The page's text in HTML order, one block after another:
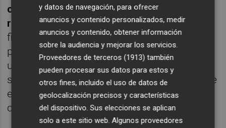
calidad de esos créditos que se han
reestructuradoy que en las entidades
financieras clasifican en niveles de menor
peligro o normalidad. Estos activos suman
un importe de 200.000 millones de euros y
se calcula que aproximadamente la mitad de
ellos podrían tener que ser reclasificados
como activos dudosos.
y datos de navegación, para ofrecer
anuncios y contenido personalizados, medir
anuncios y contenido, obtener información
sobre la audiencia y mejorar los servicios.
Proveedores de terceros (1913) también
pueden procesar sus datos para estos y
otros fines, incluido el uso de datos de
geolocalización precisos y características
del dispositivo. Sus elecciones se aplican
solo a este sitio web. Algunos proveedores